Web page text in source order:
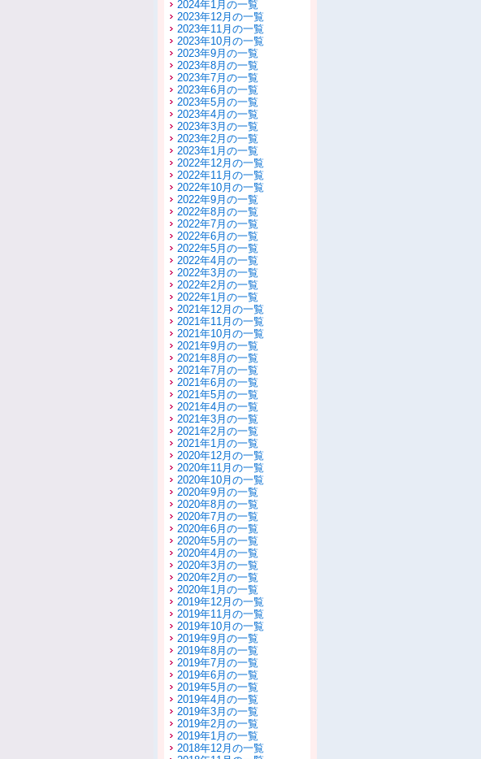
2024年1月の一覧
2023年12月の一覧
2023年11月の一覧
2023年10月の一覧
2023年9月の一覧
2023年8月の一覧
2023年7月の一覧
2023年6月の一覧
2023年5月の一覧
2023年4月の一覧
2023年3月の一覧
2023年2月の一覧
2023年1月の一覧
2022年12月の一覧
2022年11月の一覧
2022年10月の一覧
2022年9月の一覧
2022年8月の一覧
2022年7月の一覧
2022年6月の一覧
2022年5月の一覧
2022年4月の一覧
2022年3月の一覧
2022年2月の一覧
2022年1月の一覧
2021年12月の一覧
2021年11月の一覧
2021年10月の一覧
2021年9月の一覧
2021年8月の一覧
2021年7月の一覧
2021年6月の一覧
2021年5月の一覧
2021年4月の一覧
2021年3月の一覧
2021年2月の一覧
2021年1月の一覧
2020年12月の一覧
2020年11月の一覧
2020年10月の一覧
2020年9月の一覧
2020年8月の一覧
2020年7月の一覧
2020年6月の一覧
2020年5月の一覧
2020年4月の一覧
2020年3月の一覧
2020年2月の一覧
2020年1月の一覧
2019年12月の一覧
2019年11月の一覧
2019年10月の一覧
2019年9月の一覧
2019年8月の一覧
2019年7月の一覧
2019年6月の一覧
2019年5月の一覧
2019年4月の一覧
2019年3月の一覧
2019年2月の一覧
2019年1月の一覧
2018年12月の一覧